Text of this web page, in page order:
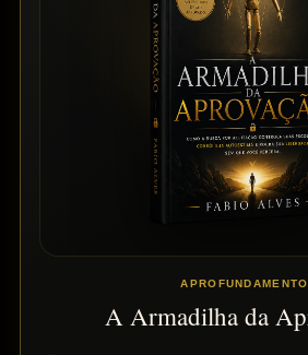
APROFUNDAMENTO
A Armadilha da